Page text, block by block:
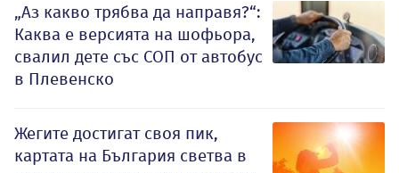
„Аз какво трябва да направя?“:
Каква е версията на шофьора,
свалил дете със СОП от автобус
в Плевенско
Жегите достигат своя пик,
картата на България светва в